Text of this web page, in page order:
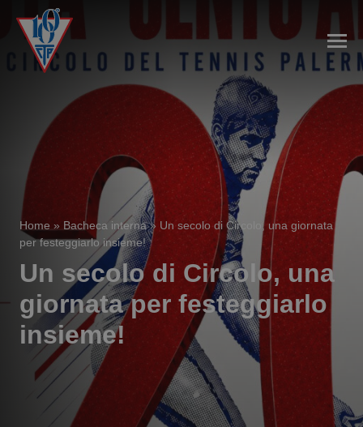
Home » Bacheca interna» Un secolo di Circolo, una giornata
per festeggiarlo insieme!
Un secolo di Circolo, una
giornata per festeggiarlo
insieme!